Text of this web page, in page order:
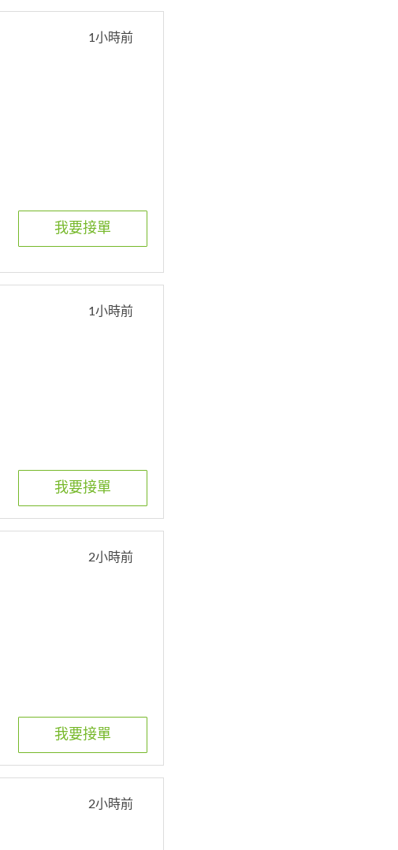
1小時前
我要接單
1小時前
我要接單
2小時前
我要接單
2小時前